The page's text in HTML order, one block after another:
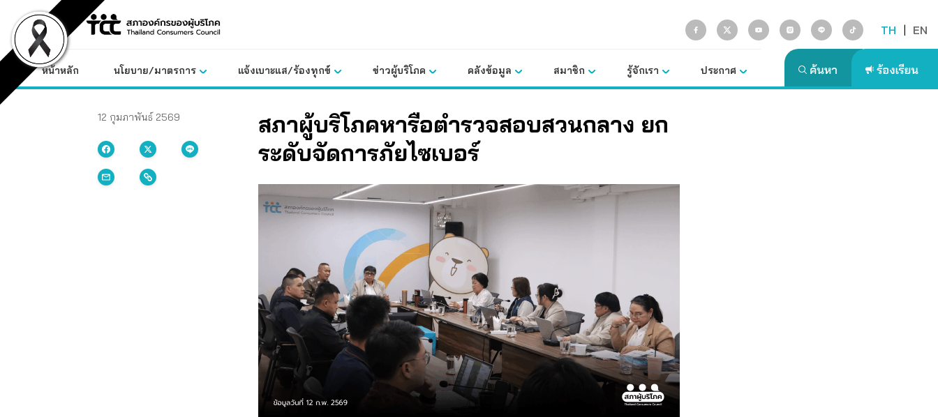
content
TH | EN
หน้าหลัก นโยบาย/มาตรการ แจ้งเบาะแส/ร้องทุกข์ ข่าวผู้บริโภค คลังข้อมูล สมาชิก รู้จักเรา ประกาศ
12 กุมภาพันธ์ 2569
สภาผู้บริโภคหารือตำรวจสอบสวนกลาง ยก
ระดับจัดการภัยไซเบอร์